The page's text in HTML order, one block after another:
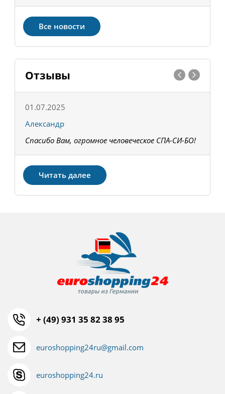
Все новости
Отзывы
01.07.2025
Александр
Спасибо Вам, огромное человеческое СПА-СИ-БО!
Читать далее
+ (49) 931 35 82 38 95
euroshopping24ru@gmail.com
euroshopping24.ru